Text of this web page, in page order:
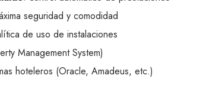
seguridad y comodidad
de uso de instalaciones
Management System)
hoteleros (Oracle, Amadeus, etc.)